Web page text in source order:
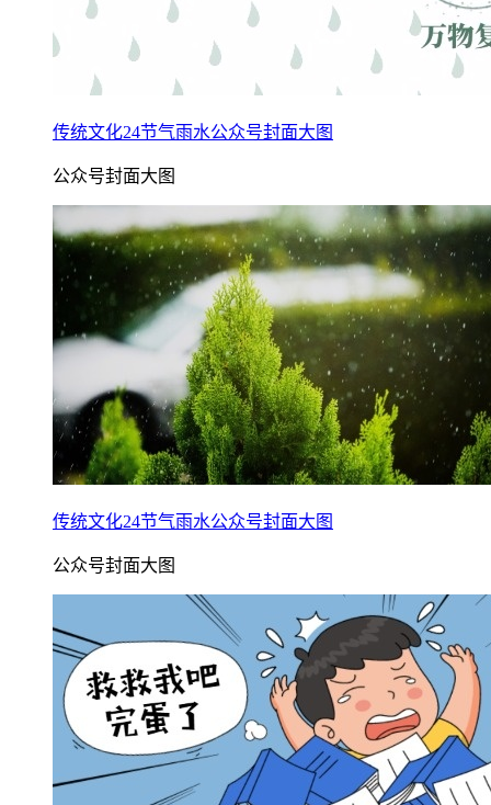
传统文化24节气雨水公众号封面大图
公众号封面大图
传统文化24节气雨水公众号封面大图
公众号封面大图